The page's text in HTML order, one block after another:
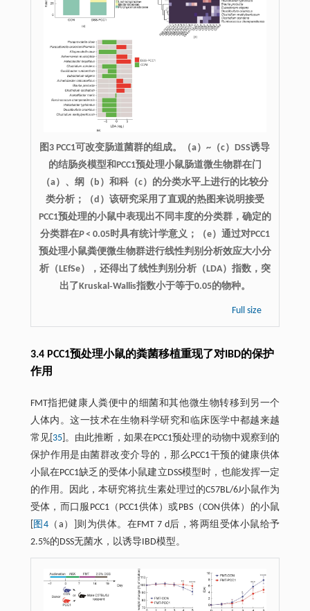
图3 PCC1可改变肠道菌群的组成。（a）~（c）DSS诱导
的结肠炎模型和PCC1预处理小鼠肠道微生物群在门
（a）、纲（b）和科（c）的分类水平上进行的比较分
类分析；（d）该研究采用了直观的热图来说明接受
PCC1预处理的小鼠中表现出不同丰度的分类群，确定的
分类群在P< 0.05时具有统计学意义；（e）通过对PCC1
预处理小鼠粪便微生物群进行线性判别分析效应大小分
析（LEfSe），还得出了线性判别分析（LDA）指数，突
出了Kruskal‐Wallis指数小于等于0.05的物种。
Full size
3.4 PCC1预处理小鼠的粪菌移植重现了对IBD的保护
作用
FMT指把健康人粪便中的细菌和其他微生物转移到另一个
人体内。这一技术在生物科学研究和临床医学中都越来越
常见[ 35]。由此推断，如果在PCC1预处理的动物中观察到的
保护作用是由菌群改变介导的，那么PCC1干预的健康供体
小鼠在PCC1缺乏的受体小鼠建立DSS模型时，也能发挥一定
的作用。因此，本研究将抗生素处理过的C57BL/6J小鼠作为
受体，而口服PCC1（PCC1供体）或PBS（CON供体）的小鼠
图4（a）]则为供体。在FMT 7 d后，将两组受体小鼠给予
2.5%的DSS无菌水，以诱导IBD模型。